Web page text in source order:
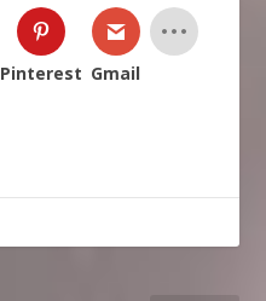
Pinterest Gmail